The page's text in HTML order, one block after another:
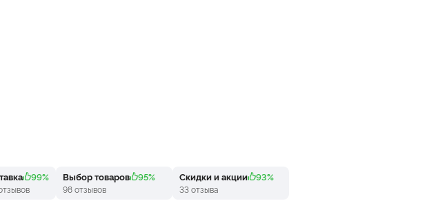
99% Выбор товаров 95%
98 отзывов
Скидки и акции 93%
33 отзыва